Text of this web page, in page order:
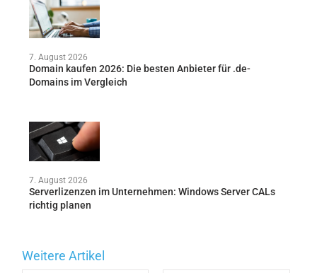
7. August 2026
Domain kaufen 2026: Die besten Anbieter für .de-
Domains im Vergleich
7. August 2026
Serverlizenzen im Unternehmen: Windows Server CALs
richtig planen
Weitere Artikel